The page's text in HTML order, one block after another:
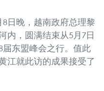
日晚，越南政府总理黎
内，圆满结束从5月7日
东盟峰会之行。值此
江就此访的成果接受了